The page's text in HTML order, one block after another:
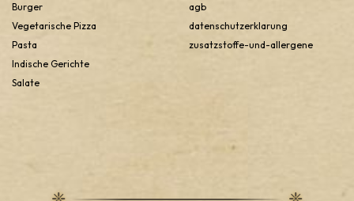
Burger
Vegetarische Pizza
Pasta
Indische Gerichte
Salate
agb
datenschutzerklarung
zusatzstoffe-und-allergene